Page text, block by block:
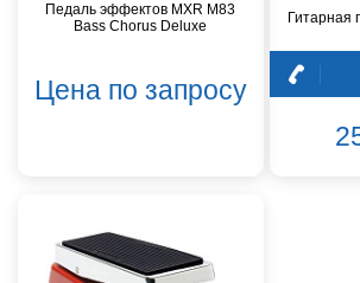
Педаль эффектов MXR M83
Bass Chorus Deluxe
Цена по запросу
Гитарная